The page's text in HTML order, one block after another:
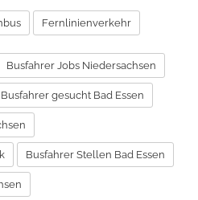
Fernlinienverkehr
Busfahrer Jobs Niedersachsen
Busfahrer gesucht Bad Essen
Busfahrer Stellen Bad Essen